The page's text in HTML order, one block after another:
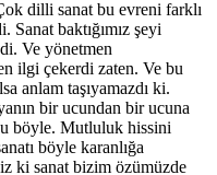
dilli sanat bu evreni farklı
baktığımız şeyi
Ve yönetmen
ilgi çekerdi zaten. Ve bu
anlam taşıyamazdı ki.
bir ucundan bir ucuna
böyle. Mutluluk hissini
böyle karanlığa
ki sanat bizim özümüzde